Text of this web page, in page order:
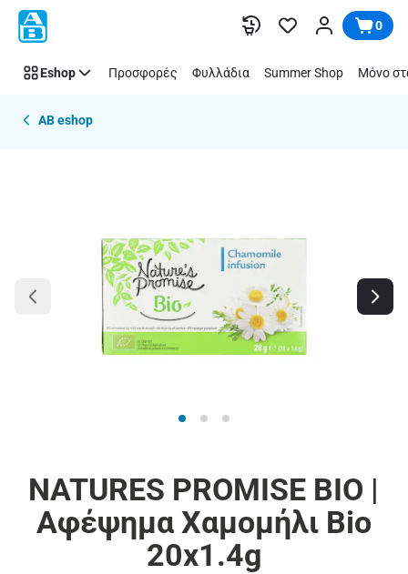
Παράλειψη 0
Eshop Προσφορές Φυλλάδια Summer Shop Μόνο
AB eshop
NATURES PROMISE BIO |
Αφέψημα Χαμομήλι Bio
20x1.4g